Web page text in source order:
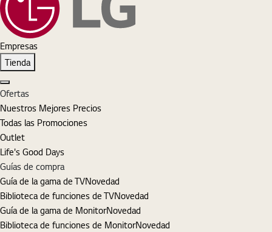
Empresas
Tienda
Cerrar
Ofertas
Nuestros Mejores Precios
Todas las Promociones
Outlet
Life's Good Days
Guías de compra
Guía de la gama de TVNovedad
Biblioteca de funciones de TVNovedad
Guía de la gama de MonitorNovedad
Biblioteca de funciones de MonitorNovedad